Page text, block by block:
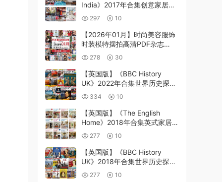
India》2017年合集创意家居室
内设计软装灵感信息趋势pdf杂
志（6本）
297 10
【2026年01月】时尚美容服饰
时装模特摆拍高清PDF杂志
2026年01月份打包
（500+本）
278 30
【英国版】《BBC History
UK》2022年合集世界历史探索
研究历史故事生活研究读物pdf
杂志（13本）
334 10
【英国版】《The English
Home》2018年合集英式家居软
装设计生活软装优雅经典装饰
PDF杂志（12本）
277 10
【英国版】《BBC History
UK》2018年合集世界历史探索
研究历史故事生活研究读物pdf
杂志（16本）
277 10